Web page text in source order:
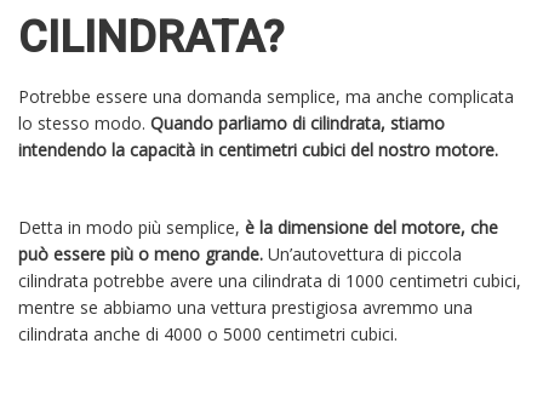
CILINDRATA?
Potrebbe essere una domanda semplice, ma anche complicata
lo stesso modo. Quando parliamo di cilindrata, stiamo
intendendo la capacità in centimetri cubici del nostro motore.
Detta in modo più semplice, è la dimensione del motore, che
può essere più o meno grande. Un’autovettura di piccola
cilindrata potrebbe avere una cilindrata di 1000 centimetri cubici,
mentre se abbiamo una vettura prestigiosa avremmo una
cilindrata anche di 4000 o 5000 centimetri cubici.